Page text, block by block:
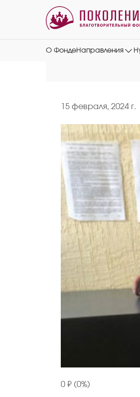
О ФондеНаправления
15 февраля, 2024 г.
0 ₽ (0%)